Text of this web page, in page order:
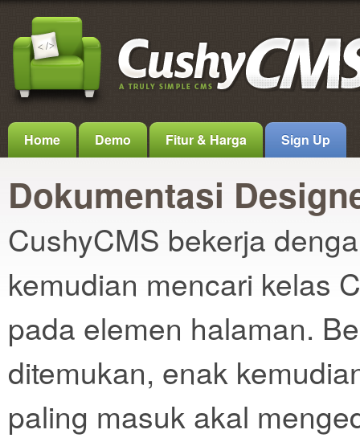
Home Demo Fitur & Harga Sign Up
Dokumentasi
CushyCMS bekerja
kemudian mencari kelas
pada elemen halaman.
ditemukan, enak
paling masuk akal